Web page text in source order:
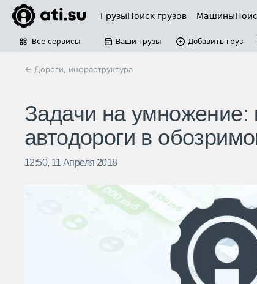
ГрузыПоиск грузов Машины
Все сервисы Ваши грузы Добавить груз
← Дороги, инфраструктура
Задачи на умножение:
автодороги в
12:50, 11 Апреля 2018